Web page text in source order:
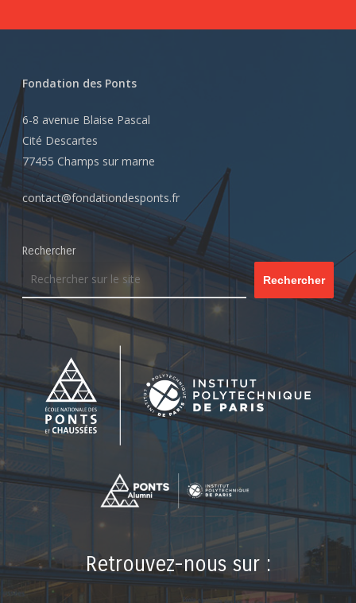
Fondation des Ponts
6-8 avenue Blaise Pascal
Cité Descartes
77455 Champs sur marne
contact@fondationdesponts.fr
Rechercher
Rechercher
Retrouvez-nous sur :